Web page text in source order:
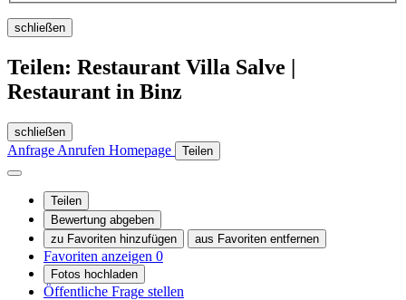
schließen
Teilen: Restaurant Villa Salve |
Restaurant in Binz
schließen
Anfrage Anrufen Homepage Teilen
Teilen
Bewertung abgeben
zu Favoriten hinzufügen
aus Favoriten entfernen
Favoriten anzeigen 0
Fotos hochladen
Öffentliche Frage stellen